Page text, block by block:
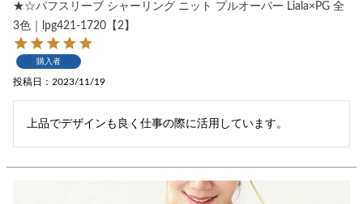
★☆パフスリーブ シャーリング ニット プルオーバー Liala×PG 全
3色｜lpg421-1720【2】
購入者
投稿日 2023/11/19
上品でデザインも良く仕事の際に活用しています。